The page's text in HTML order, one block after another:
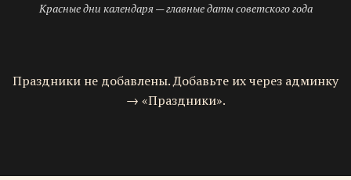
Красные дни календаря — главные даты советского года
Праздники не добавлены. Добавьте их через админку
→ «Праздники».